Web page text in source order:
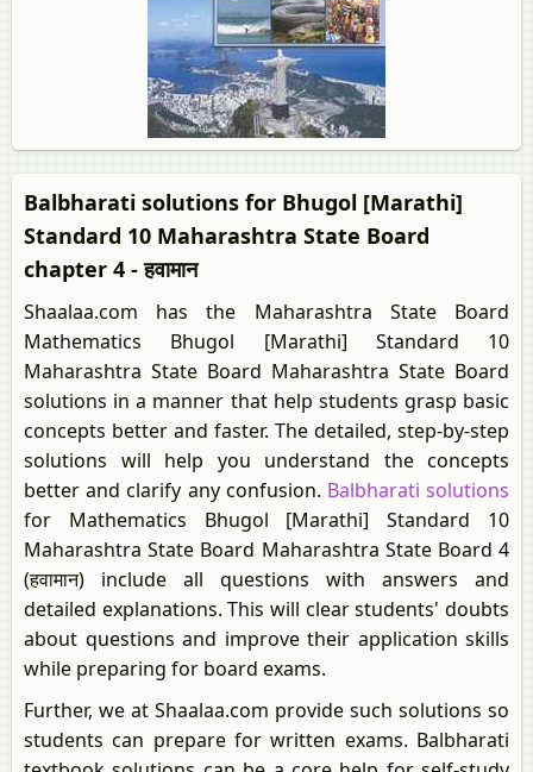
Balbharati solutions for Bhugol [Marathi]
Standard 10 Maharashtra State Board
chapter 4 - हवामान
Shaalaa.com has the Maharashtra State Board
Mathematics Bhugol [Marathi] Standard 10
Maharashtra State Board Maharashtra State Board
solutions in a manner that help students grasp basic
concepts better and faster. The detailed, step-by-step
solutions will help you understand the concepts
better and clarify any confusion. Balbharati solutions
for Mathematics Bhugol [Marathi] Standard 10
Maharashtra State Board Maharashtra State Board 4
(हवामान) include all questions with answers and
detailed explanations. This will clear students' doubts
about questions and improve their application skills
while preparing for board exams.
Further, we at Shaalaa.com provide such solutions so
students can prepare for written exams. Balbharati